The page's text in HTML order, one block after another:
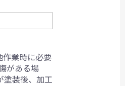
業時に必要
がある場
塗装後、加工